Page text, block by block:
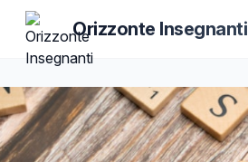
Orizzonte Insegnanti